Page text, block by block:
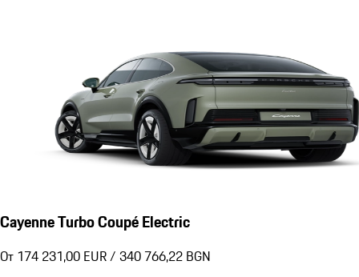
Cayenne Turbo Coupé Electric
От 174 231,00 EUR / 340 766,22 BGN